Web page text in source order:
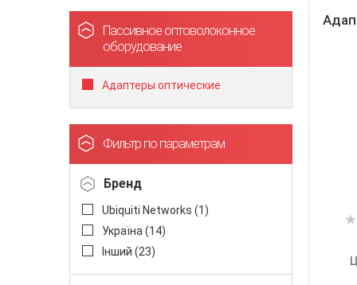
Пассивное оптоволоконное
оборудование
Адаптеры оптические
Фильтр по параметрам
Бренд
Ubiquiti Networks (1)
Україна (14)
Інший (23)